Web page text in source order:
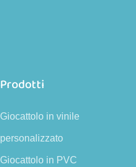
Prodotti
Giocattolo in vinile
personalizzato
Giocattolo in PVC